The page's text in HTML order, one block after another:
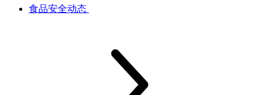
食品安全动态